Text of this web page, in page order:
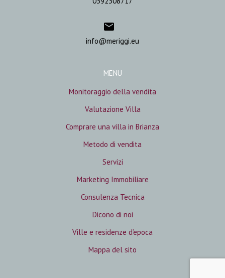
info@meriggi.eu
MENU
Monitoraggio della vendita
Valutazione Villa
Comprare una villa in Brianza
Metodo di vendita
Servizi
Marketing Immobiliare
Consulenza Tecnica
Dicono di noi
Ville e residenze d’epoca
Mappa del sito